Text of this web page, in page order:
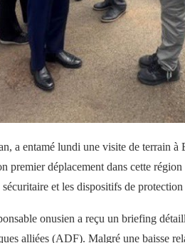
a entamé lundi une visite de terrain à
premier déplacement dans cette
et les dispositifs de
onusien a reçu un briefing
alliées (ADF). Malgré une baisse